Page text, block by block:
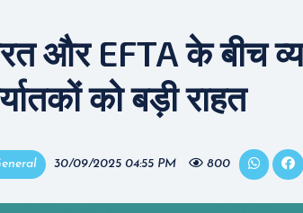
और EFTA के बीच
को बड़ी राहत
30/09/2025 04:55 PM 800